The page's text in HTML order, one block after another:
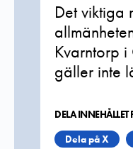
Det viktiga
Kvarntorp
gäller inte
DELA
Dela på X